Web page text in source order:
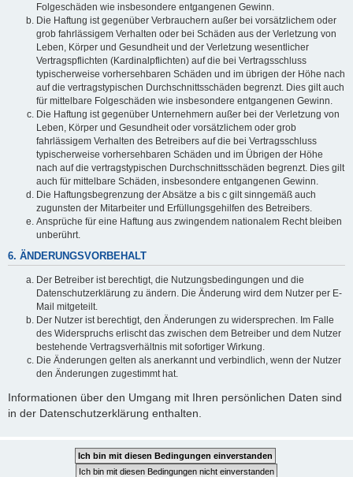
Folgeschäden wie insbesondere entgangenen Gewinn.
Die Haftung ist gegenüber Verbrauchern außer bei vorsätzlichem oder
grob fahrlässigem Verhalten oder bei Schäden aus der Verletzung von
Leben, Körper und Gesundheit und der Verletzung wesentlicher
Vertragspflichten (Kardinalpflichten) auf die bei Vertragsschluss
typischerweise vorhersehbaren Schäden und im übrigen der Höhe nach
auf die vertragstypischen Durchschnittsschäden begrenzt. Dies gilt auch
für mittelbare Folgeschäden wie insbesondere entgangenen Gewinn.
Die Haftung ist gegenüber Unternehmern außer bei der Verletzung von
Leben, Körper und Gesundheit oder vorsätzlichem oder grob
fahrlässigem Verhalten des Betreibers auf die bei Vertragsschluss
typischerweise vorhersehbaren Schäden und im Übrigen der Höhe
nach auf die vertragstypischen Durchschnittsschäden begrenzt. Dies gilt
auch für mittelbare Schäden, insbesondere entgangenen Gewinn.
Die Haftungsbegrenzung der Absätze a bis c gilt sinngemäß auch
zugunsten der Mitarbeiter und Erfüllungsgehilfen des Betreibers.
Ansprüche für eine Haftung aus zwingendem nationalem Recht bleiben
unberührt.
6. ÄNDERUNGSVORBEHALT
Der Betreiber ist berechtigt, die Nutzungsbedingungen und die
Datenschutzerklärung zu ändern. Die Änderung wird dem Nutzer per E-
Mail mitgeteilt.
Der Nutzer ist berechtigt, den Änderungen zu widersprechen. Im Falle
des Widerspruchs erlischt das zwischen dem Betreiber und dem Nutzer
bestehende Vertragsverhältnis mit sofortiger Wirkung.
Die Änderungen gelten als anerkannt und verbindlich, wenn der Nutzer
den Änderungen zugestimmt hat.
Informationen über den Umgang mit Ihren persönlichen Daten sind
in der Datenschutzerklärung enthalten.